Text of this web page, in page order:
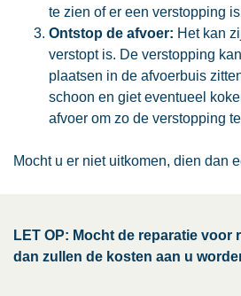
te zien of er een verstopping
Ontstop de afvoer: Het kan
verstopt is. De verstopping
plaatsen in de afvoerbuis
schoon en giet eventueel
afvoer om zo de verstopping
Mocht u er niet uitkomen, dien dan
LET OP: Mocht de reparatie voor
dan zullen de kosten aan u